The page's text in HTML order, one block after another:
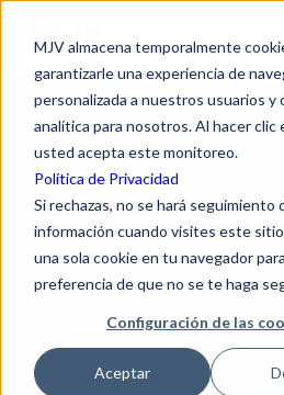
MJV almacena temporalmente
garantizarle una experiencia de
personalizada a nuestros usuarios y
analítica para nosotros. Al hacer clic
usted acepta este monitoreo.
Política de Privacidad
Si rechazas, no se hará seguimiento
información cuando visites este sitio
una sola cookie en tu navegador
preferencia de que no se te haga
Configuración de las
Aceptar